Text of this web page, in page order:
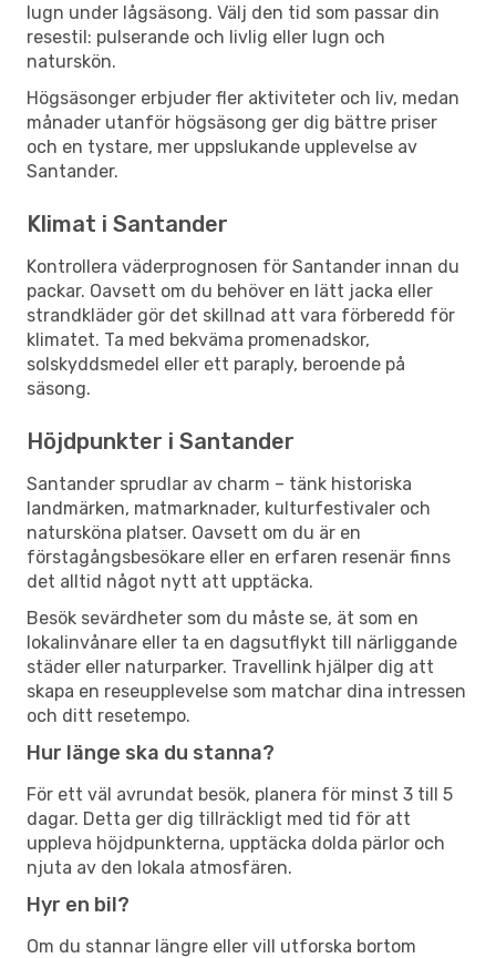
lugn under lågsäsong. Välj den tid som passar din
resestil: pulserande och livlig eller lugn och
naturskön.
Högsäsonger erbjuder fler aktiviteter och liv, medan
månader utanför högsäsong ger dig bättre priser
och en tystare, mer uppslukande upplevelse av
Santander.
Klimat i Santander
Kontrollera väderprognosen för Santander innan du
packar. Oavsett om du behöver en lätt jacka eller
strandkläder gör det skillnad att vara förberedd för
klimatet. Ta med bekväma promenadskor,
solskyddsmedel eller ett paraply, beroende på
säsong.
Höjdpunkter i Santander
Santander sprudlar av charm – tänk historiska
landmärken, matmarknader, kulturfestivaler och
natursköna platser. Oavsett om du är en
förstagångsbesökare eller en erfaren resenär finns
det alltid något nytt att upptäcka.
Besök sevärdheter som du måste se, ät som en
lokalinvånare eller ta en dagsutflykt till närliggande
städer eller naturparker. Travellink hjälper dig att
skapa en reseupplevelse som matchar dina intressen
och ditt resetempo.
Hur länge ska du stanna?
För ett väl avrundat besök, planera för minst 3 till 5
dagar. Detta ger dig tillräckligt med tid för att
uppleva höjdpunkterna, upptäcka dolda pärlor och
njuta av den lokala atmosfären.
Hyr en bil?
Om du stannar längre eller vill utforska bortom